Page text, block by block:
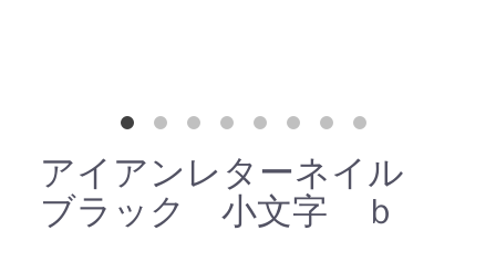
アイアンレターネイル
ブラック 小文字 ｂ